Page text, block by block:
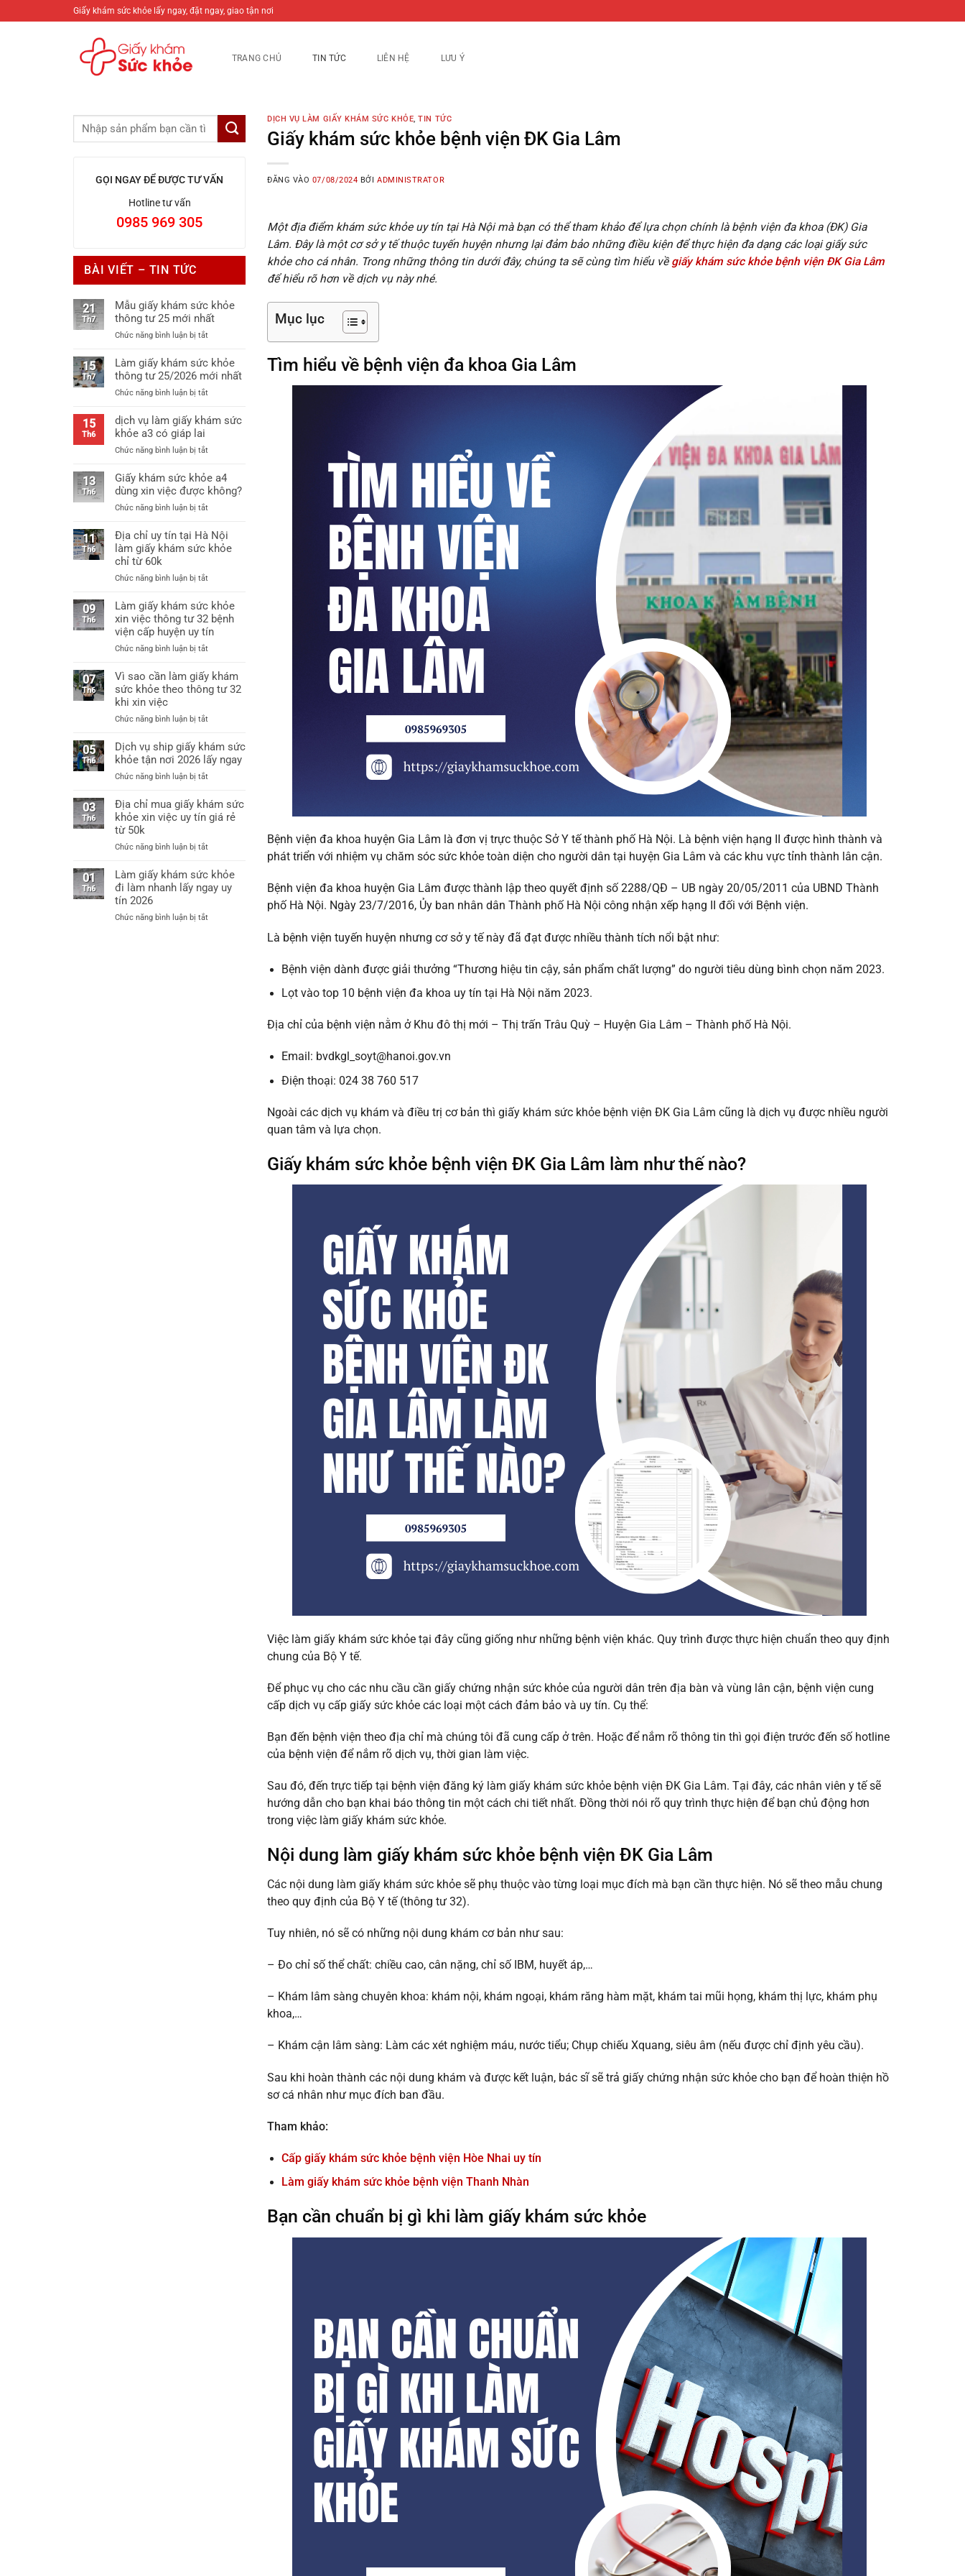
qua
Giấy khám sức khỏe lấy ngay, đặt ngay, giao tận nơi
TRANG CHỦ TIN TỨC LIÊN HỆ LƯU Ý
GỌI NGAY ĐỂ ĐƯỢC TƯ VẤN
Hotline tư vấn
0985 969 305
BÀI VIẾT – TIN TỨC
21
Th7
Mẫu giấy khám sức khỏe
thông tư 25 mới nhất
Chức năng bình luận bị tắtở
giấy
khám
khỏe
tư
15
Th7
Làm giấy khám sức khỏe
thông tư 25/2026 mới nhất
Chức năng bình luận bị tắtở
giấy
khỏe
tư
25/2026
15
Th6
dịch vụ làm giấy khám sức
khỏe a3 có giáp lai
Chức năng bình luận bị tắtở
vụ
làm
khám
khỏe
a3
13
Th6
Giấy khám sức khỏe a4
dùng xin việc được không?
Chức năng bình luận bị tắtở
khám
sức
dùng
việc
được
không?
11
Th6
Địa chỉ uy tín tại Hà Nội
làm giấy khám sức khỏe
chỉ từ 60k
Chức năng bình luận bị tắtở
chỉ
uy
tín
Hà
làm
giấy
khỏe
từ
60k
09
Th6
Làm giấy khám sức khỏe
xin việc thông tư 32 bệnh
viện cấp huyện uy tín
Chức năng bình luận bị tắtở
giấy
khám
sức
xin
thông
tư
cấp
huyện
tín
07
Th6
Vì sao cần làm giấy khám
sức khỏe theo thông tư 32
khi xin việc
Chức năng bình luận bị tắtở
sao
cần
làm
giấy
sức
khỏe
khi
xin
05
Th6
Dịch vụ ship giấy khám sức
khỏe tận nơi 2026 lấy ngay
Chức năng bình luận bị tắtở
vụ
ship
giấy
sức
tận
nơi
ngay
03
Th6
Địa chỉ mua giấy khám sức
khỏe xin việc uy tín giá rẻ
từ 50k
Chức năng bình luận bị tắtở
chỉ
giấy
sức
01
Th6
Làm giấy khám sức khỏe
đi làm nhanh lấy ngay uy
tín 2026
Chức năng bình luận bị tắtở
DỊCH VỤ LÀM GIẤY KHÁM SỨC KHỎE,TIN TỨC
Giấy khám sức khỏe bệnh viện ĐK Gia Lâm
ĐĂNG VÀO 07/08/2024 BỞIADMINISTRATOR
Một địa điểm khám sức khỏe uy tín tại Hà Nội mà bạn có thể tham khảo để lựa chọn chính là bệnh viện đa khoa (ĐK) Gia
Lâm. Đây là một cơ sở y tế thuộc tuyến huyện nhưng lại đảm bảo những điều kiện để thực hiện đa dạng các loại giấy sức
khỏe cho cá nhân. Trong những thông tin dưới đây, chúng ta sẽ cùng tìm hiểu vềgiấy khám sức khỏe bệnh viện ĐK Gia Lâm
để hiểu rõ hơn về dịch vụ này nhé.
Mục lục
Tìm hiểu về bệnh viện đa khoa Gia Lâm
Bệnh viện đa khoa huyện Gia Lâm là đơn vị trực thuộc Sở Y tế thành phố Hà Nội. Là bệnh viện hạng II được hình thành và
phát triển với nhiệm vụ chăm sóc sức khỏe toàn diện cho người dân tại huyện Gia Lâm và các khu vực tỉnh thành lân cận.
Bệnh viện đa khoa huyện Gia Lâm được thành lập theo quyết định số 2288/QĐ – UB ngày 20/05/2011 của UBND Thành
phố Hà Nội. Ngày 23/7/2016, Ủy ban nhân dân Thành phố Hà Nội công nhận xếp hạng II đối với Bệnh viện.
Là bệnh viện tuyến huyện nhưng cơ sở y tế này đã đạt được nhiều thành tích nổi bật như:
Bệnh viện dành được giải thưởng “Thương hiệu tin cậy, sản phẩm chất lượng” do người tiêu dùng bình chọn năm 2023.
Lọt vào top 10 bệnh viện đa khoa uy tín tại Hà Nội năm 2023.
Địa chỉ của bệnh viện nằm ở Khu đô thị mới – Thị trấn Trâu Quỳ – Huyện Gia Lâm – Thành phố Hà Nội.
Email: bvdkgl_soyt@hanoi.gov.vn
Điện thoại: 024 38 760 517
Ngoài các dịch vụ khám và điều trị cơ bản thì giấy khám sức khỏe bệnh viện ĐK Gia Lâm cũng là dịch vụ được nhiều người
quan tâm và lựa chọn.
Giấy khám sức khỏe bệnh viện ĐK Gia Lâm làm như thế nào?
Việc làm giấy khám sức khỏe tại đây cũng giống như những bệnh viện khác. Quy trình được thực hiện chuẩn theo quy định
chung của Bộ Y tế.
Để phục vụ cho các nhu cầu cần giấy chứng nhận sức khỏe của người dân trên địa bàn và vùng lân cận, bệnh viện cung
cấp dịch vụ cấp giấy sức khỏe các loại một cách đảm bảo và uy tín. Cụ thể:
Bạn đến bệnh viện theo địa chỉ mà chúng tôi đã cung cấp ở trên. Hoặc để nắm rõ thông tin thì gọi điện trước đến số hotline
của bệnh viện để nắm rõ dịch vụ, thời gian làm việc.
Sau đó, đến trực tiếp tại bệnh viện đăng ký làm giấy khám sức khỏe bệnh viện ĐK Gia Lâm. Tại đây, các nhân viên y tế sẽ
hướng dẫn cho bạn khai báo thông tin một cách chi tiết nhất. Đồng thời nói rõ quy trình thực hiện để bạn chủ động hơn
trong việc làm giấy khám sức khỏe.
Nội dung làm giấy khám sức khỏe bệnh viện ĐK Gia Lâm
Các nội dung làm giấy khám sức khỏe sẽ phụ thuộc vào từng loại mục đích mà bạn cần thực hiện. Nó sẽ theo mẫu chung
theo quy định của Bộ Y tế (thông tư 32).
Tuy nhiên, nó sẽ có những nội dung khám cơ bản như sau:
– Đo chỉ số thể chất: chiều cao, cân nặng, chỉ số IBM, huyết áp,…
– Khám lâm sàng chuyên khoa: khám nội, khám ngoại, khám răng hàm mặt, khám tai mũi họng, khám thị lực, khám phụ
khoa,…
– Khám cận lâm sàng: Làm các xét nghiệm máu, nước tiểu; Chụp chiếu Xquang, siêu âm (nếu được chỉ định yêu cầu).
Sau khi hoàn thành các nội dung khám và được kết luận, bác sĩ sẽ trả giấy chứng nhận sức khỏe cho bạn để hoàn thiện hồ
sơ cá nhân như mục đích ban đầu.
Tham khảo:
Cấp giấy khám sức khỏe bệnh viện Hòe Nhai uy tín
Làm giấy khám sức khỏe bệnh viện Thanh Nhàn
Bạn cần chuẩn bị gì khi làm giấy khám sức khỏe